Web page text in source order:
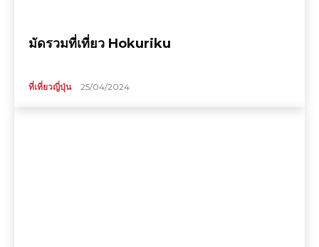
มัดรวมที่เที่ยว Hokuriku
ที่เที่ยวญี่ปุ่น 25/04/2024